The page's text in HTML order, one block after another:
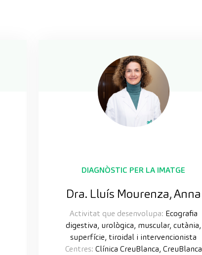
DIAGNÒSTIC PER LA IMATGE
Dra. Lluís Mourenza, Anna
Activitat que desenvolupa: Ecografia
digestiva, urològica, muscular, cutània,
superfície, tiroidal i intervencionista
Centres: Clínica CreuBlanca, CreuBlanca